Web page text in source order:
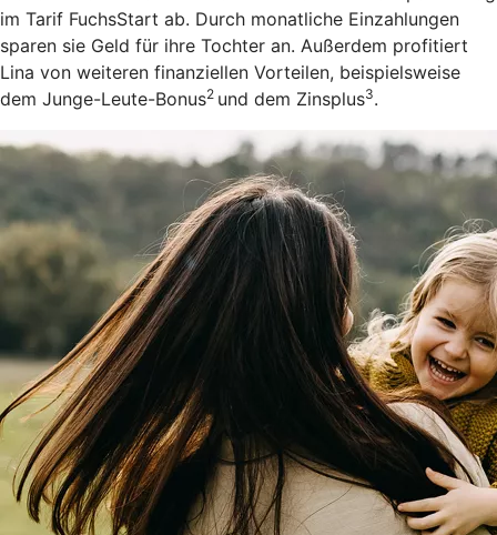
im Tarif FuchsStart ab. Durch monatliche Einzahlungen
sparen sie Geld für ihre Tochter an. Außerdem profitiert
Lina von weiteren finanziellen Vorteilen, beispielsweise
dem Junge-Leute-Bonus2 und dem Zinsplus3.